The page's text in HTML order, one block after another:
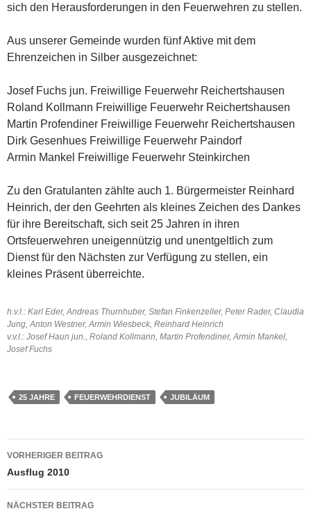
sich den Herausforderungen in den Feuerwehren zu stellen.
Aus unserer Gemeinde wurden fünf Aktive mit dem
Ehrenzeichen in Silber ausgezeichnet:
Josef Fuchs jun. Freiwillige Feuerwehr Reichertshausen
Roland Kollmann Freiwillige Feuerwehr Reichertshausen
Martin Profendiner Freiwillige Feuerwehr Reichertshausen
Dirk Gesenhues Freiwillige Feuerwehr Paindorf
Armin Mankel Freiwillige Feuerwehr Steinkirchen
Zu den Gratulanten zählte auch 1. Bürgermeister Reinhard
Heinrich, der den Geehrten als kleines Zeichen des Dankes
für ihre Bereitschaft, sich seit 25 Jahren in ihren
Ortsfeuerwehren uneigennützig und unentgeltlich zum
Dienst für den Nächsten zur Verfügung zu stellen, ein
kleines Präsent überreichte.
h.v.l.: Karl Eder, Andreas Thurnhuber, Stefan Finkenzeller, Peter Rader, Claudia
Jung, Anton Westner, Armin Wiesbeck, Reinhard Heinrich
v.v.l.: Josef Haun jun., Roland Kollmann, Martin Profendiner, Armin Mankel,
Josef Fuchs
25 JAHRE FEUERWEHRDIENST JUBILÄUM
Beitragsnavigation
VORHERIGER BEITRAG
Ausflug 2010
NÄCHSTER BEITRAG